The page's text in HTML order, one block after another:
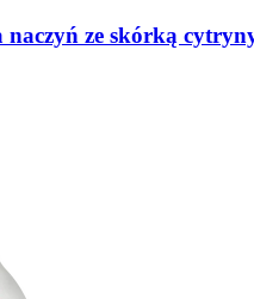
naczyń ze skórką